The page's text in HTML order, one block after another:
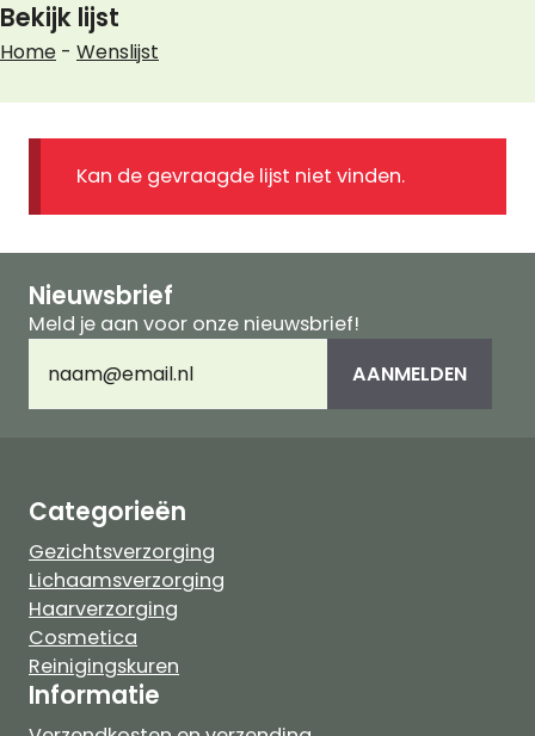
Bekijk lijst
Home - Wenslijst
Kan de gevraagde lijst niet vinden.
Nieuwsbrief
Meld je aan voor onze nieuwsbrief!
mailadres(Vereist) AANMELDEN
Categorieën
Gezichtsverzorging
Lichaamsverzorging
Haarverzorging
Cosmetica
Reinigingskuren
Informatie